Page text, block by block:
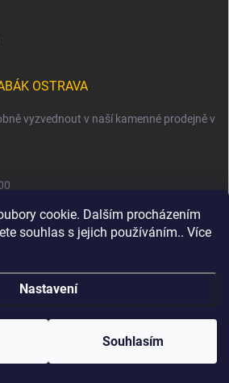
cookie. Dalším procházením
souhlas s jejich používáním.. Více
Nastavení
Souhlasím
OSTRAVA
vyzvednout v naší kamenné prodejně v
odběru
Tabák. Všechna práva vyhrazena.